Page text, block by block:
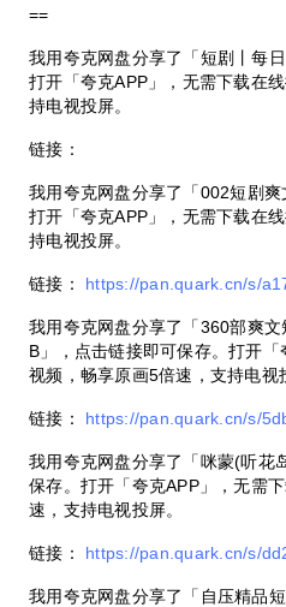
==
我用夸克网盘分享了「短剧丨每
打开「夸克APP」，无需下载在
持电视投屏。
链接：
我用夸克网盘分享了「002短剧爽
打开「夸克APP」，无需下载在
持电视投屏。
链接： https://pan.quark.cn/s/
我用夸克网盘分享了「360部爽
B」，点击链接即可保存。打开
视频，畅享原画5倍速，支持电视
链接： https://pan.quark.cn/s/
我用夸克网盘分享了「咪蒙(听花
保存。打开「夸克APP」，无需
速，支持电视投屏。
链接： https://pan.quark.cn/s/
我用夸克网盘分享了「自压精品